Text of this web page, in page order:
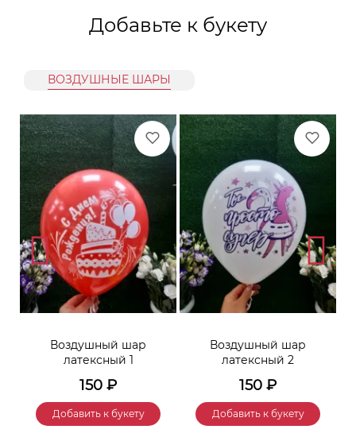
Добавьте к букету
ВОЗДУШНЫЕ ШАРЫ
Воздушный шар
латексный 1
150 ₽
Добавить к букету
Воздушный шар
латексный 2
150 ₽
Добавить к букету